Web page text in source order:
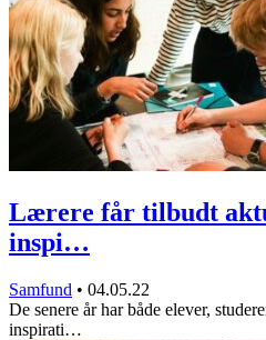
Lærere får tilbudt
inspi…
Samfund • 04.05.22
De senere år har både elever,
inspirati…